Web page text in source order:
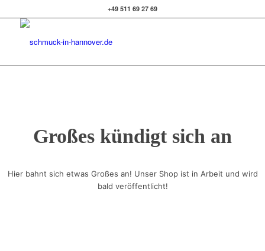
+49 511 69 27 69
Großes kündigt sich an
Hier bahnt sich etwas Großes an! Unser Shop ist in Arbeit und wird
bald veröffentlicht!